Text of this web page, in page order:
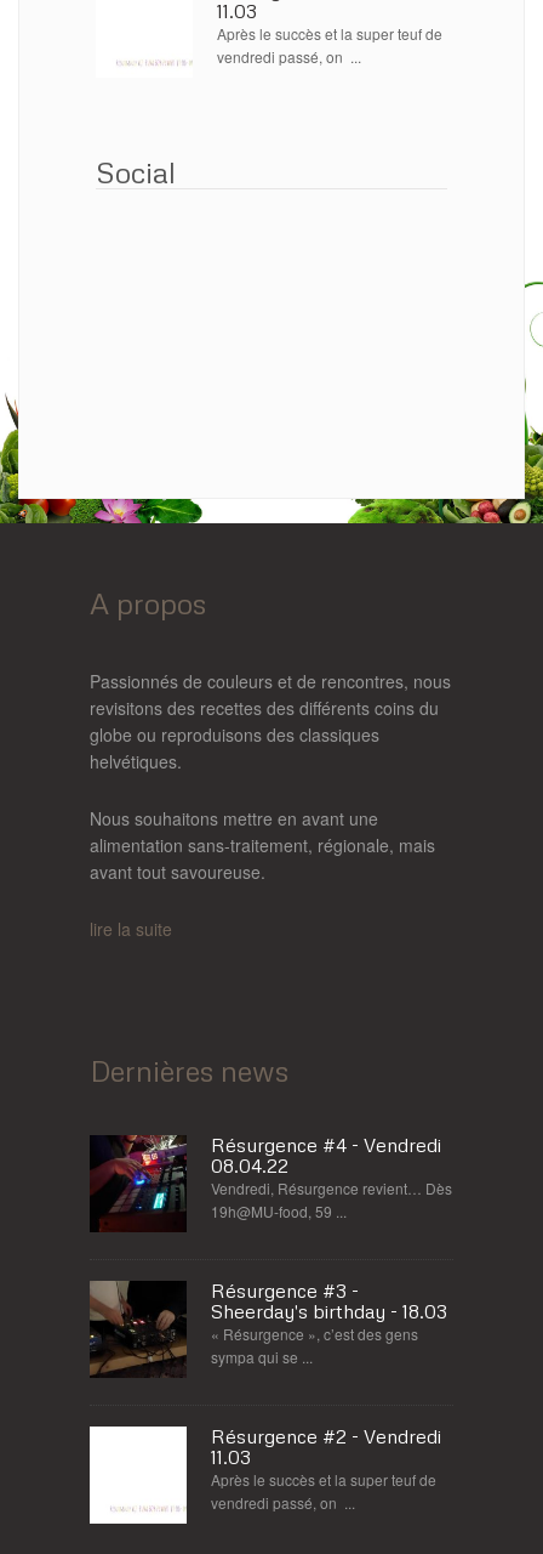
11.03
Après le succès et la super teuf de
vendredi passé, on ...
Social
A propos
Passionnés de couleurs et de rencontres, nous
revisitons des recettes des différents coins du
globe ou reproduisons des classiques
helvétiques.
Nous souhaitons mettre en avant une
alimentation sans-traitement, régionale, mais
avant tout savoureuse.
lire la suite
Dernières news
Résurgence #4 - Vendredi
08.04.22
Vendredi, Résurgence revient… Dès
19h@MU-food, 59 ...
Résurgence #3 -
Sheerday's birthday - 18.03
« Résurgence », c’est des gens
sympa qui se ...
Résurgence #2 - Vendredi
11.03
Après le succès et la super teuf de
vendredi passé, on ...